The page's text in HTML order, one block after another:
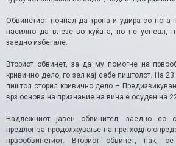
Обвинетиот почнал да тропа и удира со нога
насилно да влезе во куќата, но не успеал,
заедно избегале.
Вториот обвинет, за да му помогне на
кривично дело, го зел кај себе пиштолот. На
пиштол сторил кривично дело –
врз основа на признание на вина е осуден на
Надлежниот јавен обвинител, заедно со
предлог за продолжување на претходно
првообвинетиот. Вториот обвинет, пак,